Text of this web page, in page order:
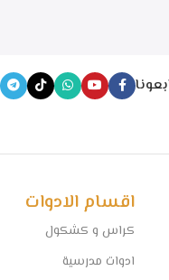
اقسام الادوات
كراس و كشكول
ادوات مدرسية